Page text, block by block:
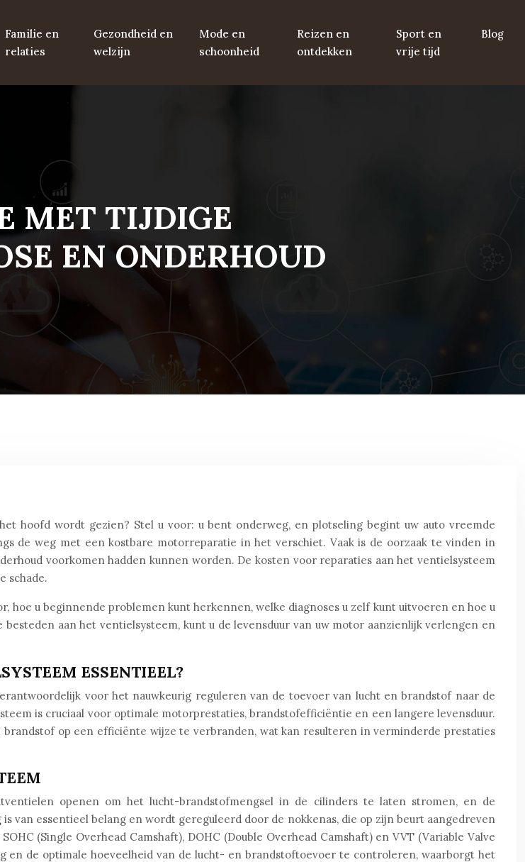
Familie en
relaties
Gezondheid en
welzijn
Mode en
schoonheid
Reizen en
ontdekken
Sport en
vrije tijd
Blog
MET TIJDIGE
EN ONDERHOUD
hoofd wordt gezien? Stel u voor: u bent onderweg, en plotseling begint uw auto vreemde
de weg met een kostbare motorreparatie in het verschiet. Vaak is de oorzaak te vinden in
voorkomen hadden kunnen worden. De kosten voor reparaties aan het ventielsysteem
schade.
hoe u beginnende problemen kunt herkennen, welke diagnoses u zelf kunt uitvoeren en hoe u
aan het ventielsysteem, kunt u de levensduur van uw motor aanzienlijk verlengen en
ESSENTIEEL?
voor het nauwkeurig reguleren van de toevoer van lucht en brandstof naar de
is cruciaal voor optimale motorprestaties, brandstofefficiëntie en een langere levensduur.
op een efficiënte wijze te verbranden, wat kan resulteren in verminderde prestaties
openen om het lucht-brandstofmengsel in de cilinders te laten stromen, en de
van essentieel belang en wordt gereguleerd door de nokkenas, die op zijn beurt aangedreven
(Single Overhead Camshaft), DOHC (Double Overhead Camshaft) en VVT (Variable Valve
de optimale hoeveelheid van de lucht- en brandstoftoevoer te controleren, waarborgt het